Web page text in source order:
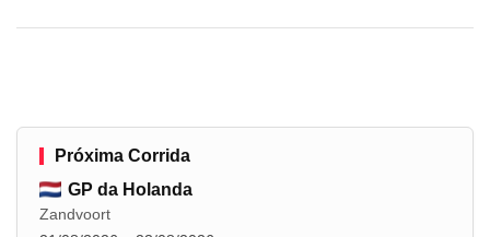
Próxima Corrida
GP da Holanda
Zandvoort